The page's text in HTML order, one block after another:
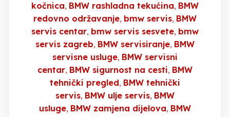
kočnica BMW rashladna tekućina BMW
redovno održavanje bmw servis BMW
servis centar bmw servis sesvete bmw
servis zagreb BMW servisiranje BMW
servisne usluge BMW servisni
centar BMW sigurnost na cesti BMW
tehnički pregled BMW tehnički
servis BMW ulje servis BMW
usluge BMW zamjena dijelova BMW